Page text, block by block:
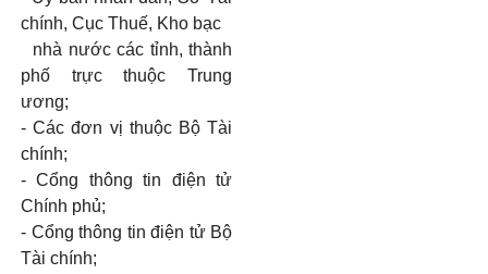
chính, Cục Thuế, Kho bạc
nhà nước các tỉnh, thành
phố trực thuộc Trung
ương;
- Các đơn vị thuộc Bộ Tài
chính;
- Cổng thông tin điện tử
Chính phủ;
- Cổng thông tin điện tử Bộ
Tài chính;